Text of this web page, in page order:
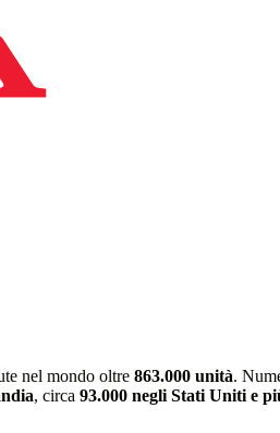
nel mondo oltre 863.000 unità.
, circa 93.000 negli Stati Uniti e